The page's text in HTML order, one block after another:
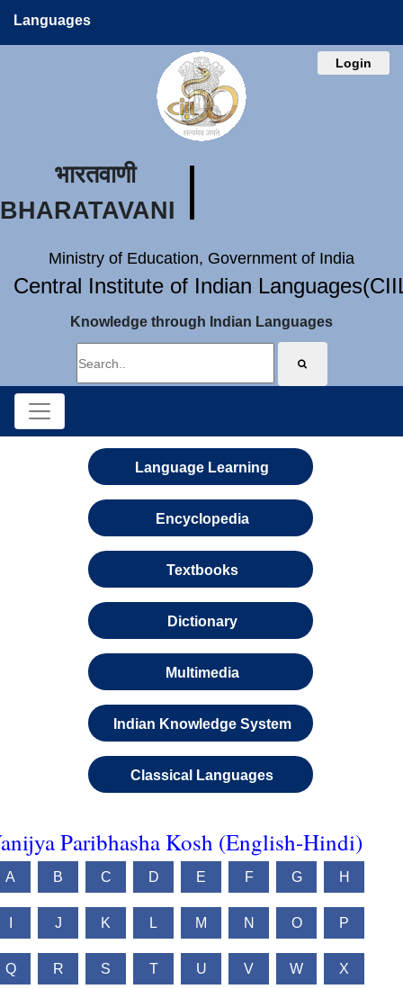
Languages
Login
भारतवाणी
BHARATAVANI
Ministry of Education, Government of India
Central Institute of Indian
Knowledge through Indian Languages
Language Learning
Encyclopedia
Textbooks
Dictionary
Multimedia
Indian Knowledge System
Classical Languages
Paribhasha Kosh (English-Hindi)
A B C D E F G H
J K L M N O P
Q R S T U V W X